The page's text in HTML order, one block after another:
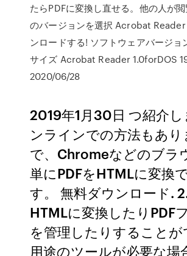
たらPDFに変換し直せる。他の人が
のバージョンを選択 Acrobat Reader
ンロードする! ソフトウェアバージョ
サイズ Acrobat Reader 1.0forDOS
2020/06/28
2019年1月30日 つ紹介し
ンラインでの方法もあり
で、Chromeなどのブラ
単にPDFをHTMLに変換
す。 無料ダウンロード.
HTMLに変換したりPDF
を管理したりすることが
用途のツールが必要な場